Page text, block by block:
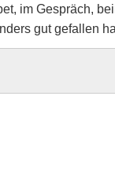
im Gespräch,
gut gefallen